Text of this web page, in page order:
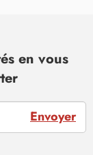
en vous
Envoyer